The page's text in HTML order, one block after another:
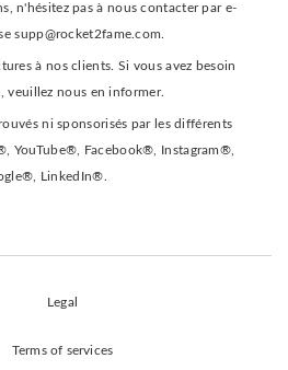
n'hésitez pas à nous contacter par e-
supp@rocket2fame.com.
à nos clients. Si vous avez besoin
veuillez nous en informer.
ni sponsorisés par les différents
YouTube®, Facebook®, Instagram®,
LinkedIn®.
Legal
Terms of services